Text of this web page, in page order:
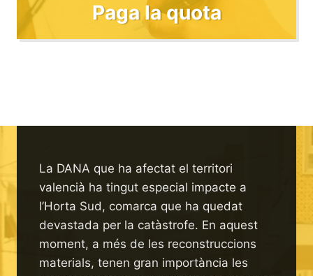
Paga la quota
La DANA que ha afectat el territori
valencià ha tingut especial impacte a
l’Horta Sud, comarca que ha quedat
devastada per la catàstrofe. En aquest
moment, a més de les reconstruccions
materials, tenen gran importància les